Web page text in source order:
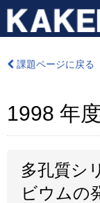
課題ページに戻る
1998 年
多孔質シ
ビウムの